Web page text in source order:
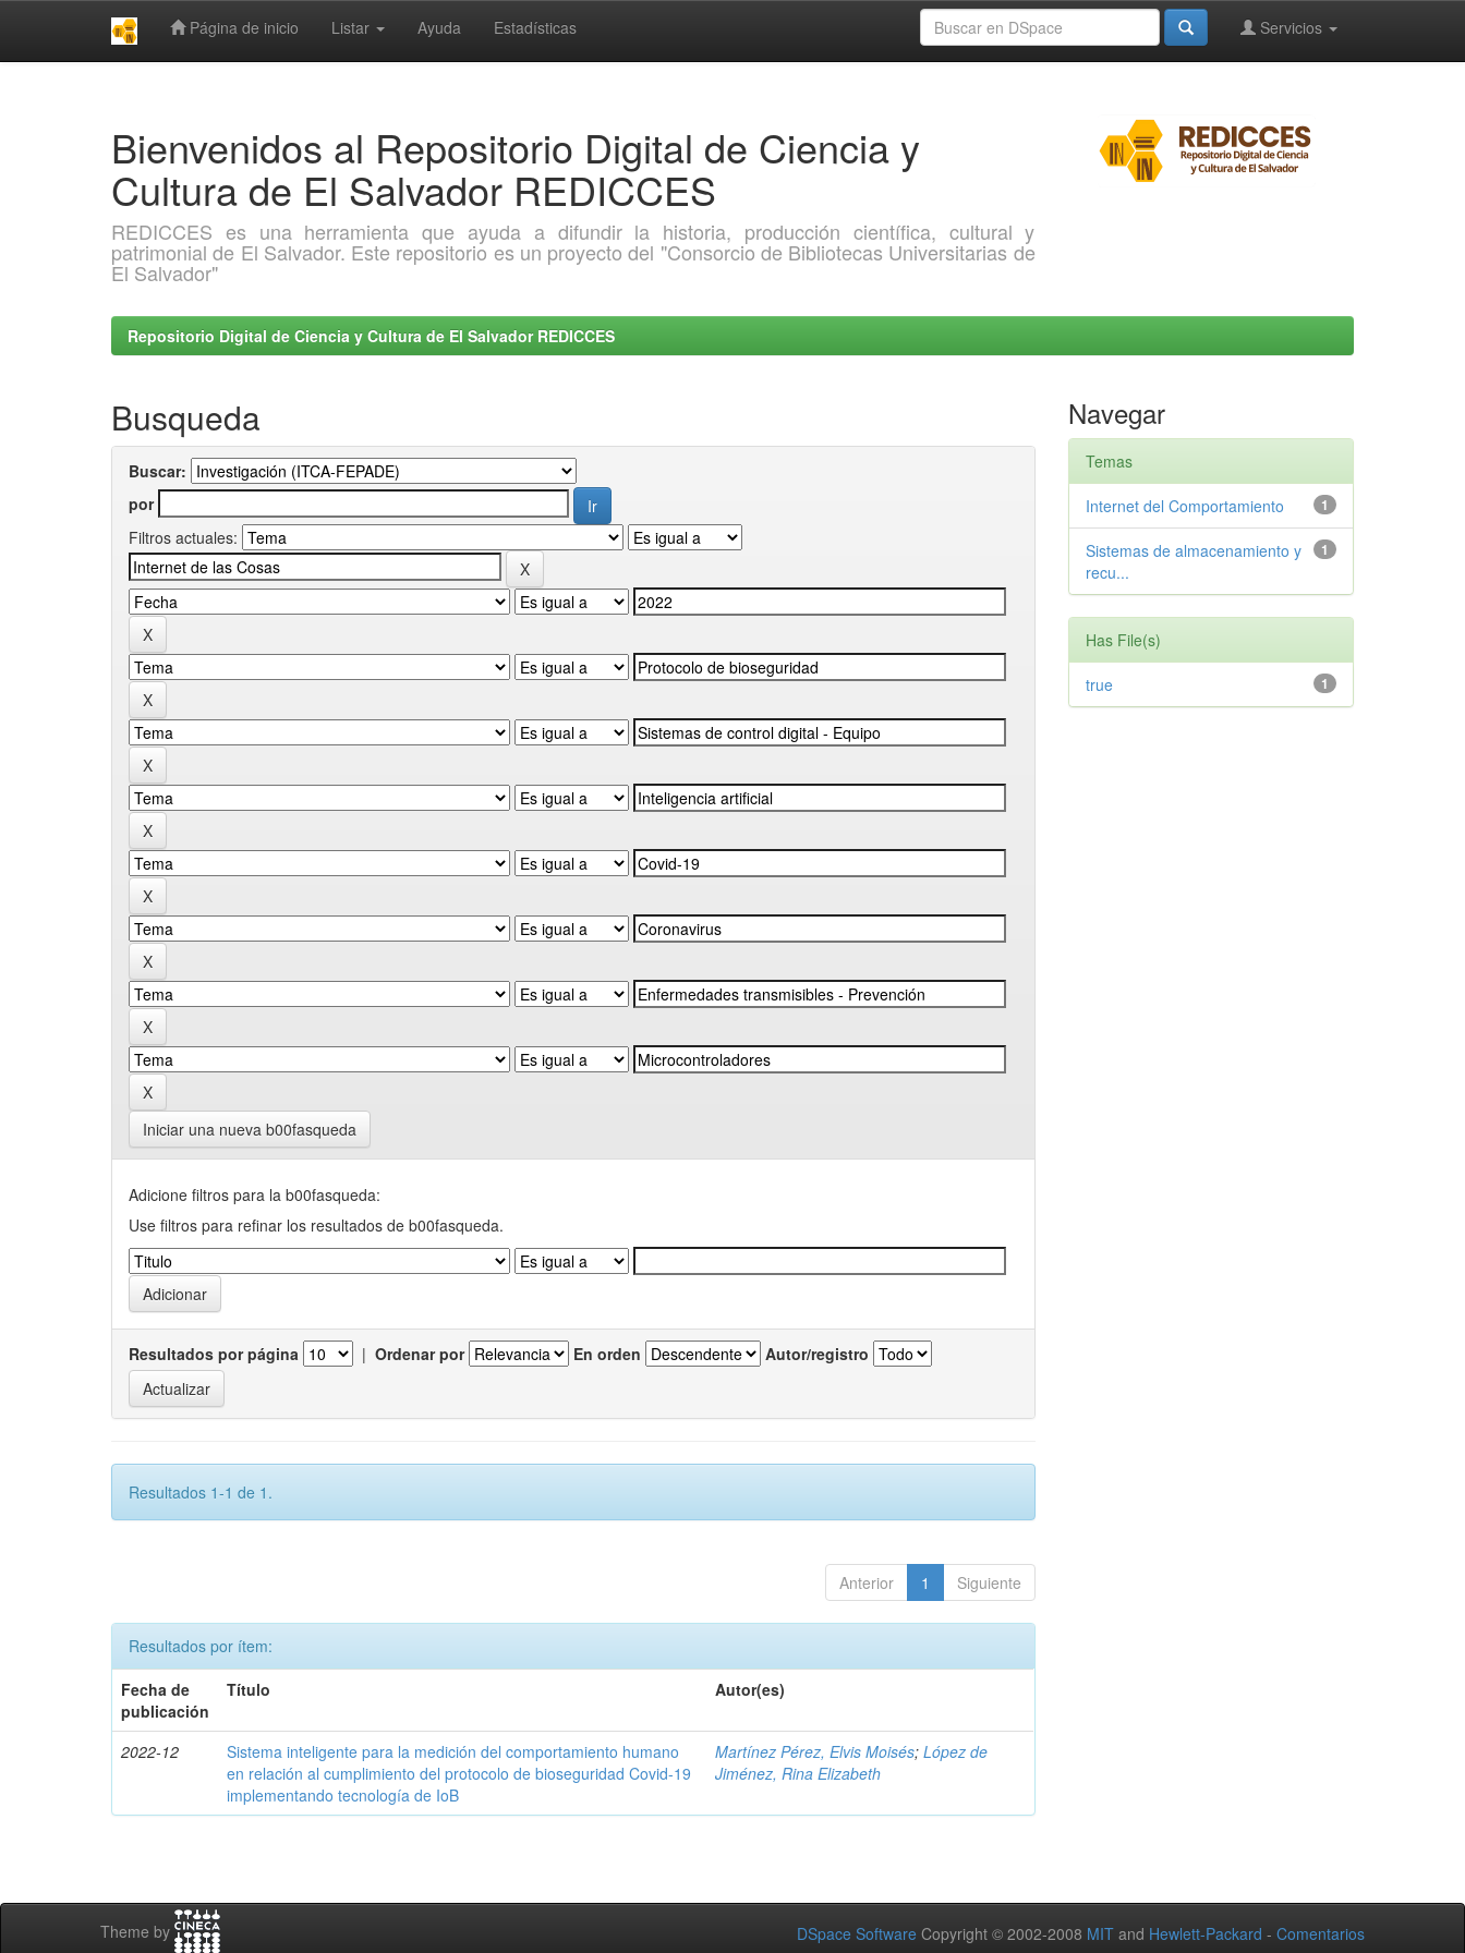
Página de inicio Listar Ayuda Estadísticas Servicios
Bienvenidos al Repositorio Digital de Ciencia y
Cultura de El Salvador REDICCES
REDICCES es una herramienta que ayuda a difundir la historia, producción científica, cultural y
patrimonial de El Salvador. Este repositorio es un proyecto del "Consorcio de Bibliotecas Universitarias de
El Salvador"
Repositorio Digital de Ciencia y Cultura de El Salvador REDICCES
Busqueda
Buscar:
por
Filtros actuales:
Iniciar una nueva b00fasqueda
Adicione filtros para la b00fasqueda:
Use filtros para refinar los resultados de b00fasqueda.
Resultados por página | Ordenar por En orden Autor/registro
Resultados 1-1 de 1.
Anterior 1 Siguiente
Resultados por ítem:
Fecha de
publicación
Título Autor(es)
2022-12
Sistema inteligente para la medición del comportamiento humano
en relación al cumplimiento del protocolo de bioseguridad Covid-19
implementando tecnología de IoB
Martínez Pérez, Elvis Moisés;López de
Jiménez, Rina Elizabeth
Navegar
Temas
1
Internet del Comportamiento
1
Sistemas de almacenamiento y
recu...
Has File(s)
1
true
Theme by DSpace Software Copyright © 2002-2008 MIT and Hewlett-Packard - Comentarios